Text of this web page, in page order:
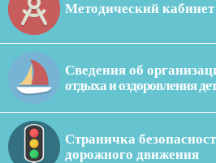
Методический кабинет
Сведения об
отдыха и оздоровления
Страничка
дорожного движения